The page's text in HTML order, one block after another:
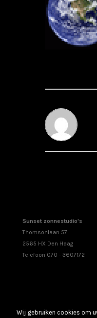
Sunset zonnestudio's
Thomsonlaan 57
2565 HX Den Haag
Telefoon 070 - 3607172
Wij gebruiken cookies om